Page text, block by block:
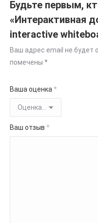
Будьте первым,
«Интерактивная
interactive
Ваш адрес email не будет
помечены *
Ваша оценка *
Ваш отзыв *